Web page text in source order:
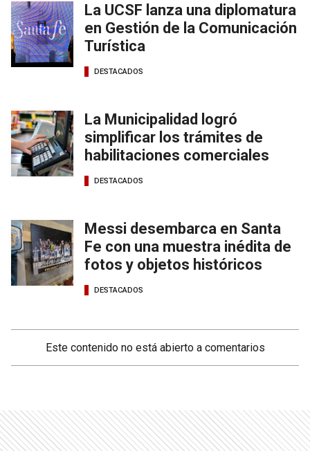
La UCSF lanza una diplomatura
en Gestión de la Comunicación
Turística
DESTACADOS
La Municipalidad logró
simplificar los trámites de
habilitaciones comerciales
DESTACADOS
Messi desembarca en Santa
Fe con una muestra inédita de
fotos y objetos históricos
DESTACADOS
Este contenido no está abierto a comentarios